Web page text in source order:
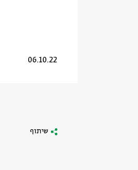
06.10.22
שיתוף